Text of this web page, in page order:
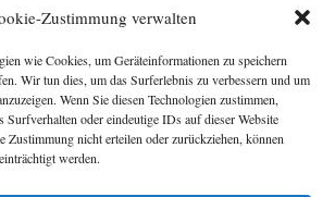
Zustimmung verwalten
wie Cookies, um Geräteinformationen zu speichern
Wir tun dies, um das Surferlebnis zu verbessern und um
Wenn Sie diesen Technologien zustimmen,
oder eindeutige IDs auf dieser Website
Zustimmung nicht erteilen oder zurückziehen, können
werden.
Tellern